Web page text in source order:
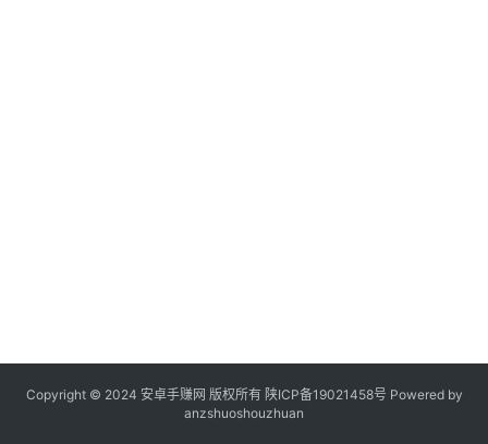
Copyright © 2024 安卓手赚网 版权所有 陕ICP备19021458号 Powered by
anzshuoshouzhuan